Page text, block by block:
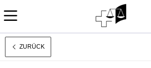
Rechtsprechung
ZURÜCK